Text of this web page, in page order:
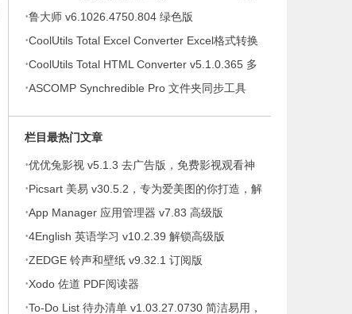
件绿色版
·鲁大师 v6.1026.4750.804 绿色版
·CoolUtils Total Excel Converter Excel格式转换
器 v7.1.0.146 多语便携版
·CoolUtils Total HTML Converter v5.1.0.365 多
语便携版
·ASCOMP Synchredible Pro 文件夹同步工具
栏目最热门文章
·优优兔影视 v5.1.3 去广告版，免费影视观看神
器
·Picsart 美易 v30.5.2，专为爱美图的你打造，解
锁高级版
·App Manager 应用管理器 v7.83 高级版
·4English 英语学习 v10.2.39 解锁高级版
·ZEDGE 铃声和壁纸 v9.32.1 订阅版
·Xodo 佐道 PDF阅读器
·To-Do List 待办清单 v1.03.27.0730 简洁易用，